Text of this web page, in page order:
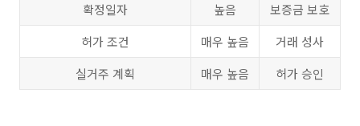
확정일자
높음
보증금 보호
허가 조건
매우 높음
거래 성사
실거주 계획
매우 높음 허가 승인